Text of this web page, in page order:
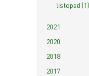
listopad (1)
2021
2020
2018
2017